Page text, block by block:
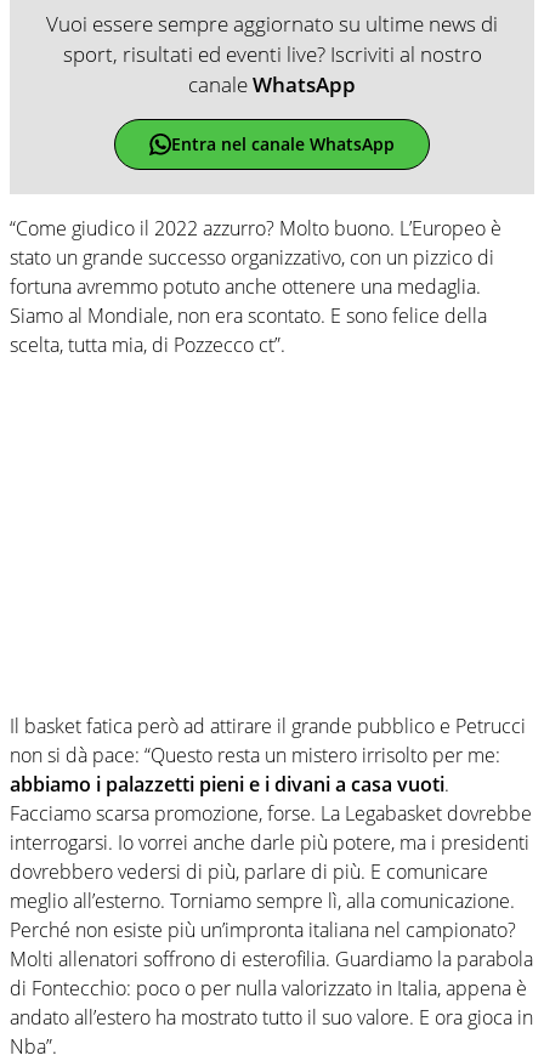
Vuoi essere sempre aggiornato su ultime news di
sport, risultati ed eventi live? Iscriviti al nostro
canaleWhatsApp
Entra nel canale WhatsApp
“Come giudico il 2022 azzurro? Molto buono. L’Europeo è
stato un grande successo organizzativo, con un pizzico di
fortuna avremmo potuto anche ottenere una medaglia.
Siamo al Mondiale, non era scontato. E sono felice della
scelta, tutta mia, di Pozzecco ct”.
Il basket fatica però ad attirare il grande pubblico e Petrucci
non si dà pace: “Questo resta un mistero irrisolto per me:
abbiamo i palazzetti pieni e i divani a casa vuoti.
Facciamo scarsa promozione, forse. La Legabasket dovrebbe
interrogarsi. Io vorrei anche darle più potere, ma i presidenti
dovrebbero vedersi di più, parlare di più. E comunicare
meglio all’esterno. Torniamo sempre lì, alla comunicazione.
Perché non esiste più un’impronta italiana nel campionato?
Molti allenatori soffrono di esterofilia. Guardiamo la parabola
di Fontecchio: poco o per nulla valorizzato in Italia, appena è
andato all’estero ha mostrato tutto il suo valore. E ora gioca in
Nba”.